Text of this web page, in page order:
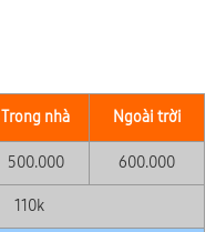
Trong nhà Ngoài trời
500.000 600.000
110k